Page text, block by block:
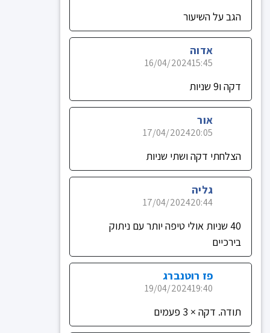
הגב על השיעור
אדוה
15:45
16/04/2024
דקה ו9 שניות
אור
20:05
17/04/2024
הצלחתי דקה ושתי שניות
גליה
20:44
17/04/2024
40 שניות אולי טיפה יותר עם ניתוק
בירכיים
פז רוטנברג
19:40
19/04/2024
תודה. דקה × 3 פעמים